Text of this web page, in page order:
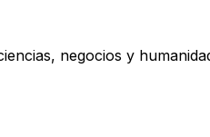
negocios y